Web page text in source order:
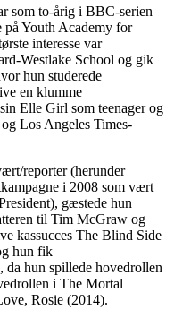
som to-årig i BBC-serien
Youth Academy for
interesse var
Westlake School og gik
hun studerede
en klumme
Elle Girl som teenager og
Los Angeles Times-
reporter (herunder
i 2008 som vært
gæstede hun
til Tim McGraw og
kassucces The Blind Side
hun fik
da hun spillede hovedrollen
i The Mortal
Rosie (2014).